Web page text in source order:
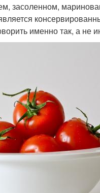
засоленном,
именно так, а не